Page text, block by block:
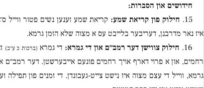
חידושים און הסברות:
15. חילוק פון קריאת שמע: קריאת שמע זענען נשים פטור ווייל
איז נאר מדרבנן, דעריבער בלייבט עס א מצוה שלא הזמן גרמא.
16. חילוק צווישן דער רמב״ם און די גמרא: די גמרא (ברכות כ ע״ב)
רחמים, און א פרוי דארף אויך רחמים פונעם אייבערשטן. דער רמב״ם
גרמא, ווייל די עצם מצוה איז נישט צייט-געבונדן. די זמנים פון